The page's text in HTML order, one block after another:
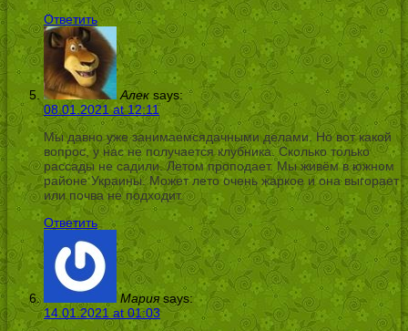
Ответить
Алек says:
08.01.2021 at 12:11
Мы давно уже занимаемсядачными делами. Но вот какой
вопрос, у нас не получается клубника. Сколько только
рассады не садили. Летом проподает. Мы живём в южном
районе Украины. Может лето очень жаркое и она выгорает
или почва не подходит.
Ответить
Мария says:
14.01.2021 at 01:03